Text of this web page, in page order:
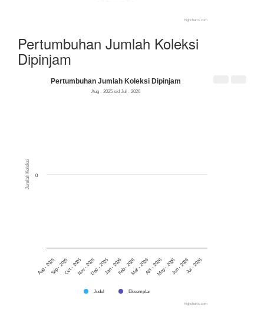
Highcharts.com
Pertumbuhan Jumlah Koleksi
Dipinjam
Jumlah Koleksi
Pertumbuhan Jumlah Koleksi Dipinjam
Aug - 2025 s/d Jul - 2026
Judul Eksemplar
Aug - 2025Sep - 2025Oct - 2025Nov - 2025Dec - 2025Jan - 2026Feb - 2026Mar - 2026Apr - 2026May - 2026Jun - 2026Jul - 2026
0
Highcharts.com